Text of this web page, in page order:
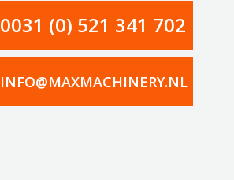
0031 (0) 521 341 702
INFO@MAXMACHINERY.NL